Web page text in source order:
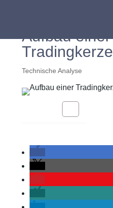
Aufbau einer
Tradingkerze
Technische Analyse